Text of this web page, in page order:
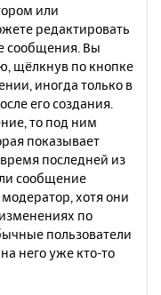
или
редактировать
сообщения. Вы
щёлкнув по кнопке
иногда только в
его создания.
то под ним
показывает
последней из
сообщение
хотя они
по
пользователи
него уже кто-то